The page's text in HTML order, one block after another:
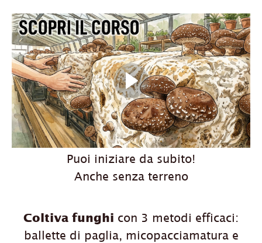
Puoi iniziare da subito!
Anche senza terreno
Coltiva funghi con 3 metodi efficaci:
ballette di paglia, micopacciamatura e